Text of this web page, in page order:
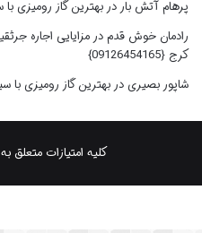
پرهام آتش بار در بهترین گاز رومیزی
رادمان خوش قدمدر مزایایی اجاره
کرج {09126454165}
شاپور بصیریدر بهترین گاز رومیزی با
کلیه امتیازات متعلق